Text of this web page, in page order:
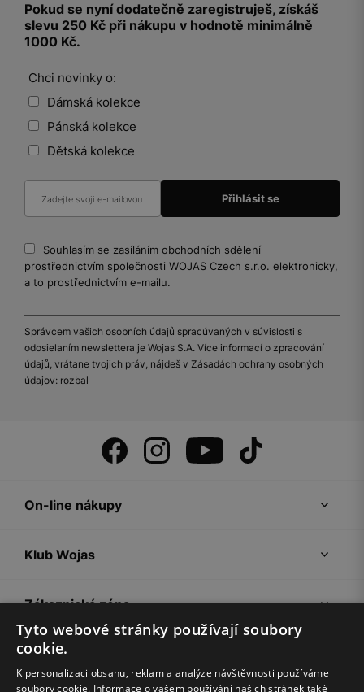
Pokud se nyní dodatečně zaregistruješ, získáš
slevu 250 Kč při nákupu v hodnotě minimálně
1000 Kč.
Chci novinky o:
Dámská kolekce
Pánská kolekce
Dětská kolekce
Souhlasím se zasíláním obchodních sdělení
prostřednictvím společnosti WOJAS Czech s.r.o. elektronicky,
a to prostřednictvím e-mailu.
Správcem vašich osobních údajů spracúvaných v súvislosti s
odosielaním newslettera je Wojas S.A. Více informací o zpracování
údajů, vrátane tvojich práv, nájdeš v Zásadách ochrany osobných
údajov: rozbal
On-line nákupy
Klub Wojas
Zákaznická zóna
Společnost Wojas
Tyto webové stránky používají soubory
cookie.
K personalizaci obsahu, reklam a analýze návštěvnosti používáme
soubory cookie. Informace o vašem používání našich stránek také